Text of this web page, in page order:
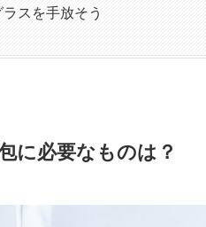
スを手放そう
に必要なものは？